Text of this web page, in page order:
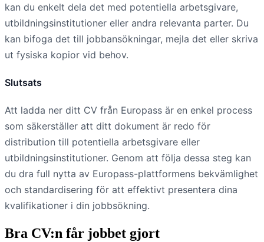
kan du enkelt dela det med potentiella arbetsgivare,
utbildningsinstitutioner eller andra relevanta parter. Du
kan bifoga det till jobbansökningar, mejla det eller skriva
ut fysiska kopior vid behov.
Slutsats
Att ladda ner ditt CV från Europass är en enkel process
som säkerställer att ditt dokument är redo för
distribution till potentiella arbetsgivare eller
utbildningsinstitutioner. Genom att följa dessa steg kan
du dra full nytta av Europass-plattformens bekvämlighet
och standardisering för att effektivt presentera dina
kvalifikationer i din jobbsökning.
Bra CV:n får jobbet gjort